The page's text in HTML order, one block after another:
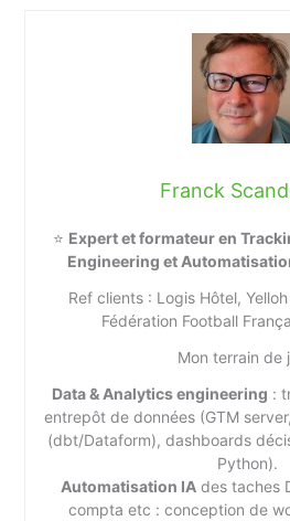
Franck
⭐ Expert et formateur en
Engineering et
Ref clients : Logis Hôtel,
Fédération Football
Mon terrain de
Data & Analytics engineering :
entrepôt de données (GTM
(dbt/Dataform), dashboards
Python).
Automatisation IAdes taches
compta etc : conception de